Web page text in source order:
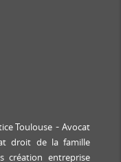
Toulouse
Avocat
droit de la famille
création entreprise